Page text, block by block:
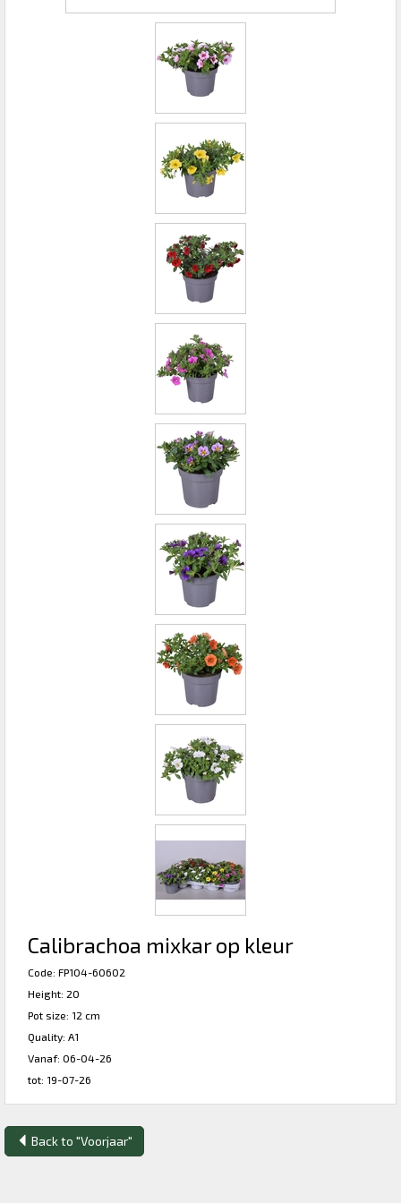
Calibrachoa mixkar op kleur
Code: FP104-60602
Height: 20
Pot size: 12 cm
Quality: A1
Vanaf: 06-04-26
tot: 19-07-26
Back to "Voorjaar"